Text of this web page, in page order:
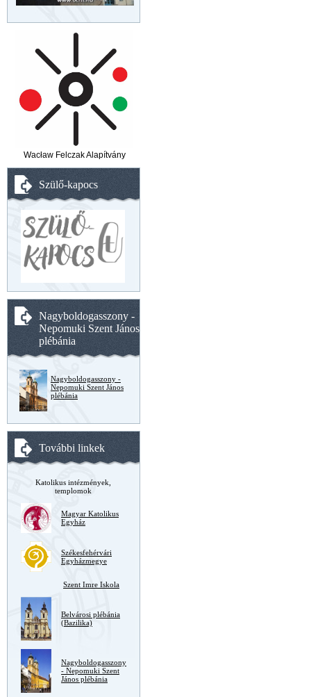
Wacław Felczak Alapítvány
Szülő-kapocs
Nagyboldogasszony -
Nepomuki Szent János
plébánia
Nagyboldogasszony -
Nepomuki Szent János
plébánia
További linkek
Katolikus intézmények,
templomok
Magyar Katolikus
Egyház
Székesfehérvári
Egyházmegye
Szent Imre Iskola
Belvárosi plébánia
(Bazilika)
Nagyboldogasszony
- Nepomuki Szent
János plébánia